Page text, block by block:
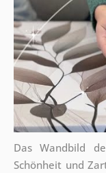
Das Wandbild
Schönheit und